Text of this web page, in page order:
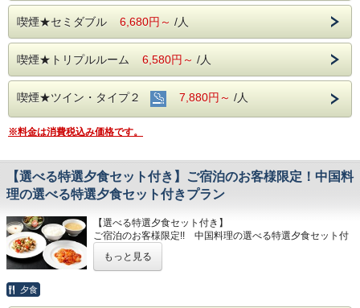
＜営業時間＞
17:00 p.m. ～ 20:00 p.m.（19:30ラストオーダー）
＜場所＞
調布アーバンホテル１F 中国料理「酔八仙」
（サラダ・スープ・杏仁付き）
※ご朝食はついておりません。
四川料理を代表する「陳麻婆豆腐」をご堪能いただけるプラ
本場四川省より取り寄せました調味料や唐辛子を用い、他で
は味わえない
陳麻婆豆腐をご堪能いただけるプランです。
（しびれ）」「辣（辛味）」「苦（苦味）」「甜（甘味）」
「香（香）」「鹹（塩味）」を組み合わせた調理法で作られ
ます。中でも「麻辣」が有名で辛さだけではない7つの味が
調和しコクやうまみを感じていただける料理です。
喫煙★セミダブル 6,680円～ /人
喫煙★トリプルルーム 6,580円～ /人
喫煙★ツイン・タイプ２ 7,880円～ /人
※料金は消費税込み価格です。
【選べる特選夕食セット付き】ご宿泊のお客様限定！中国料
理の選べる特選夕食セット付きプラン
【選べる特選夕食セット付き】
ご宿泊のお客様限定!! 中国料理の選べる特選夕食セット付
※ご朝食はついておりません。
もっと見る
夕食